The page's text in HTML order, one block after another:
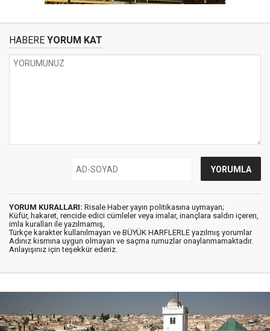
HABERE YORUM KAT
YORUM KURALLARI: Risale Haber yayın politikasına uymayan;
Küfür, hakaret, rencide edici cümleler veya imalar, inançlara saldırı içeren,
imla kuralları ile yazılmamış,
Türkçe karakter kullanılmayan ve BÜYÜK HARFLERLE yazılmış yorumlar
Adınız kısmına uygun olmayan ve saçma rumuzlar onaylanmamaktadır.
Anlayışınız için teşekkür ederiz.